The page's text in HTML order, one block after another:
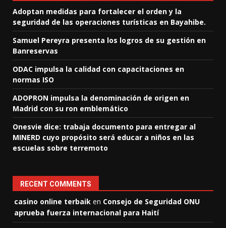
Adoptan medidas para fortalecer el orden y la
seguridad de las operaciones turísticas en Bayahibe.
Samuel Pereyra presenta los logros de su gestión en
Banreservas
ODAC impulsa la calidad con capacitaciones en
normas ISO
ADOPRON impulsa la denominación de origen en
Madrid con su ron emblemático
Onesvie dice: trabaja documento para entregar al
MINERD cuyo propósito será educar a niños en las
escuelas sobre terremoto
RECENT COMMENTS
casino online terbaik en Consejo de Seguridad ONU
aprueba fuerza internacional para Haití